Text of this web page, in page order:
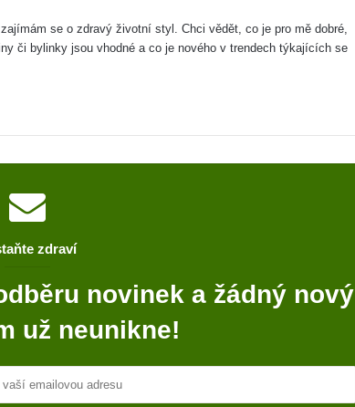
se o zdravý životní styl. Chci vědět, co je pro mě dobré,
či bylinky jsou vhodné a co je nového v trendech týkajících se
zdraví
novinek a žádný nový
už neunikne!